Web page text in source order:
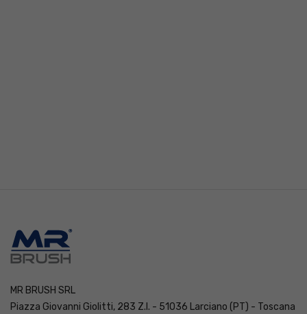
MR BRUSH SRL
Piazza Giovanni Giolitti, 283 Z.I. - 51036 Larciano (PT) - Toscana